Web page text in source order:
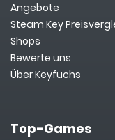
Angebote
Steam Key
Shops
Bewerte uns
Über Keyfuchs
Top-Games